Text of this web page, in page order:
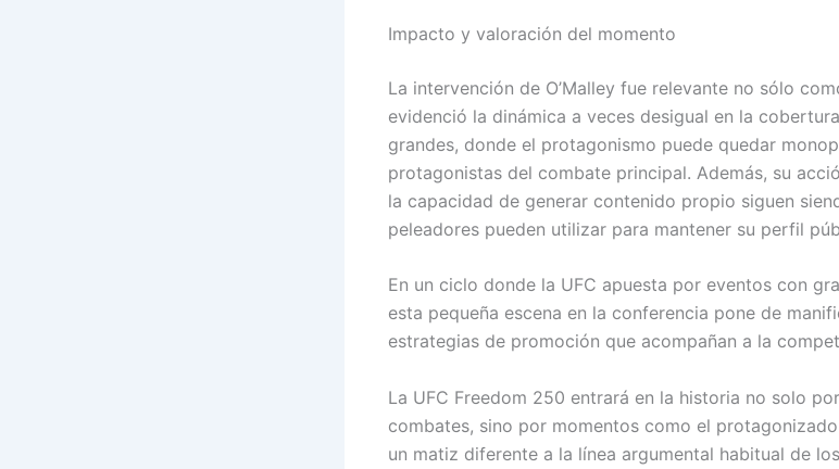
Impacto y valoración del momento
La intervención de O’Malley fue relevante no sólo
evidenció la dinámica a veces desigual en la
grandes, donde el protagonismo puede quedar
protagonistas del combate principal. Además, su
la capacidad de generar contenido propio siguen
peleadores pueden utilizar para mantener su perfil
En un ciclo donde la UFC apuesta por eventos con
esta pequeña escena en la conferencia pone de
estrategias de promoción que acompañan a la
La UFC Freedom 250 entrará en la historia no solo
combates, sino por momentos como el
un matiz diferente a la línea argumental habitual de